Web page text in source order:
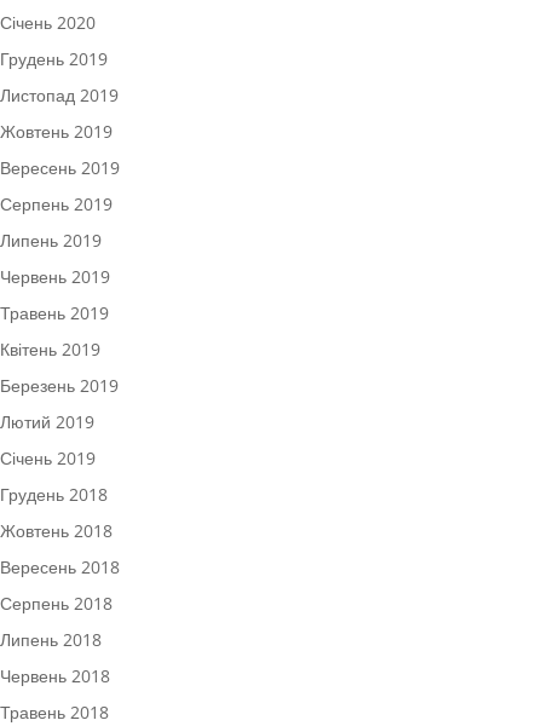
Січень 2020
Грудень 2019
Листопад 2019
Жовтень 2019
Вересень 2019
Серпень 2019
Липень 2019
Червень 2019
Травень 2019
Квітень 2019
Березень 2019
Лютий 2019
Січень 2019
Грудень 2018
Жовтень 2018
Вересень 2018
Серпень 2018
Липень 2018
Червень 2018
Травень 2018